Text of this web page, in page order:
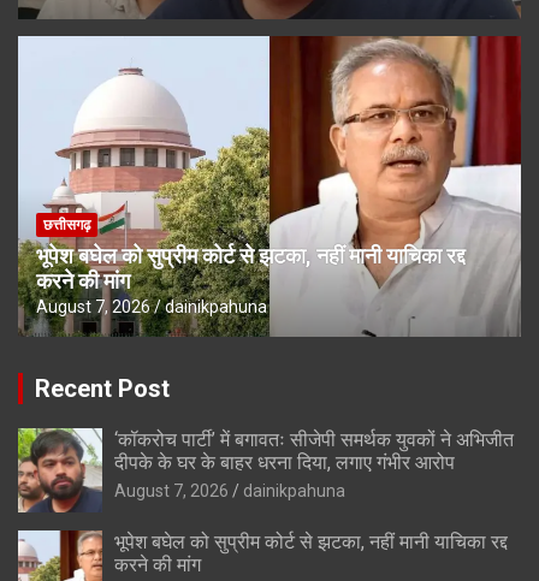
छत्तीसगढ़
भूपेश बघेल को सुप्रीम कोर्ट से झटका, नहीं मानी याचिका रद्द
करने की मांग
August 7, 2026 dainikpahuna
Recent Post
‘कॉकरोच पार्टी’ में बगावतः सीजेपी समर्थक युवकों ने अभिजीत
दीपके के घर के बाहर धरना दिया, लगाए गंभीर आरोप
August 7, 2026 dainikpahuna
भूपेश बघेल को सुप्रीम कोर्ट से झटका, नहीं मानी याचिका रद्द
करने की मांग